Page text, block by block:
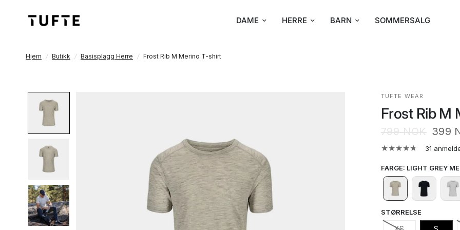
DAME HERRE BARN SOMMERSALG
Hjem / Butikk / Basisplagg Herre / Frost Rib M Merino T-shirt
TUFTE WEAR
Frost Rib M
799 NOK 399
31
FARGE: LIGHT GREY
STØRRELSE